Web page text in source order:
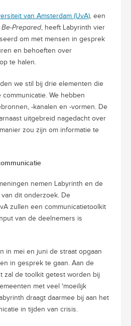
van Amsterdam (UvA) , een
Be-Prepared, heeft Labyrinth vier
om met mensen in gesprek
en behoeften over
te halen.
we stil bij drie elementen die
We hebben
-kanalen en -vormen. De
uitgebreid nagedacht over
zou zijn om informatie te
nemen Labyrinth en de
dit onderzoek. De
zullen een communicatietoolkit
van de deelnemers is
in mei en juni de straat opgaan
in gesprek te gaan. Aan de
zal de toolkit getest worden bij
met veel ‘moeilijk
draagt daarmee bij aan het
in tijden van crisis.